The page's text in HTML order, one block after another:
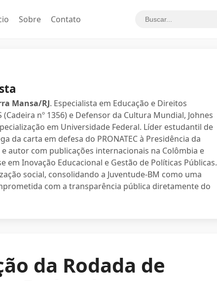
Sobre Contato
Mansa/RJ. Especialista em Educação e Direitos
nº 1356) e Defensor da Cultura Mundial, Johnes
em Universidade Federal. Líder estudantil de
da carta em defesa do PRONATEC à Presidência da
e autor com publicações internacionais na Colômbia e
Inovação Educacional e Gestão de Políticas Públicas.
social, consolidando a Juventude-BM como uma
com a transparência pública diretamente do
da Rodada de